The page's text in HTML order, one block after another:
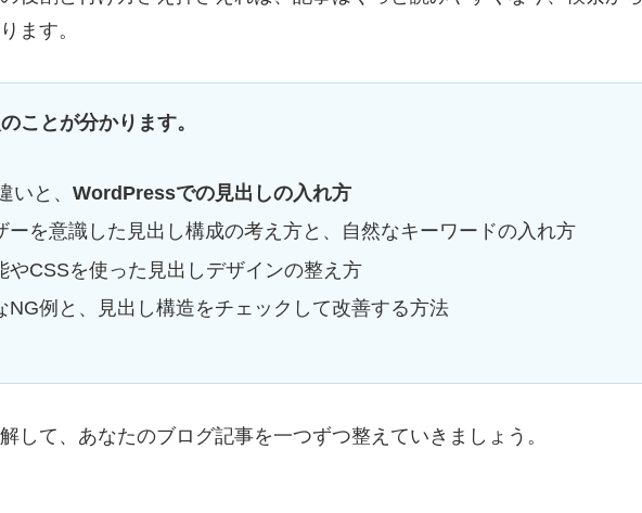
ます。
ことが分かります。
いと、 WordPressでの見出しの入れ方
ーを意識した見出し構成の考え方と、自然なキーワードの入れ方
やCSSを使った見出しデザインの整え方
NG例と、見出し構造をチェックして改善する方法
して、あなたのブログ記事を一つずつ整えていきましょう。